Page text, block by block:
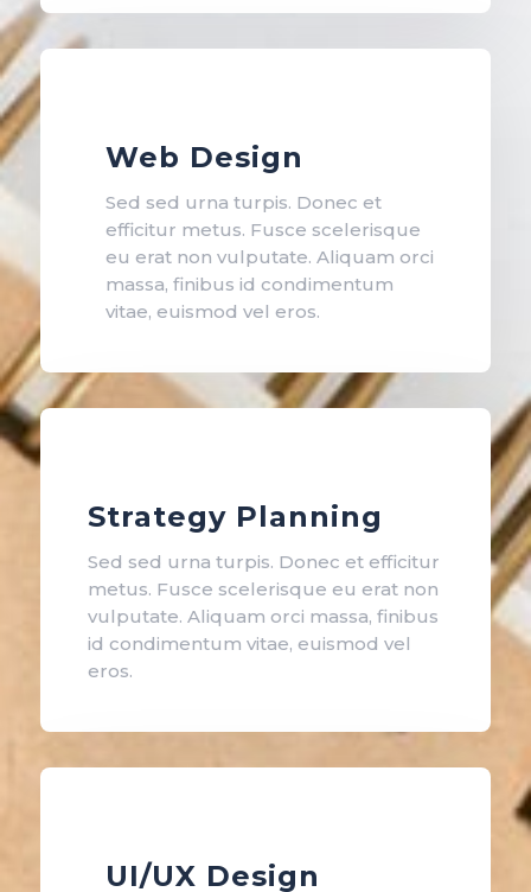
Web Design
Sed sed urna turpis. Donec et
efficitur metus. Fusce scelerisque
eu erat non vulputate. Aliquam orci
massa, finibus id condimentum
vitae, euismod vel eros.
Strategy Planning
Sed sed urna turpis. Donec et efficitur
metus. Fusce scelerisque eu erat non
vulputate. Aliquam orci massa, finibus
id condimentum vitae, euismod vel
eros.
UI/UX Design